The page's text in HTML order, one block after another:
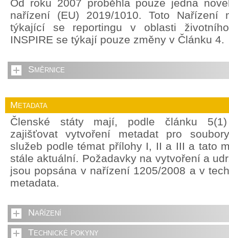
Od roku 2007 proběhla pouze jedna
nařízení (EU) 2019/1010. Toto Nařízení
týkající se reportingu v oblasti
INSPIRE se týkají pouze změny v Článku 4.
Směrnice
Metadata
Členské státy mají, podle článku 5(1)
zajišťovat vytvoření metadat pro
služeb podle témat přílohy I, II a III a tato
stále aktuální. Požadavky na vytvoření a
jsou popsána v nařízení 1205/2008 a v
metadata.
Nařízení
Technické pokyny